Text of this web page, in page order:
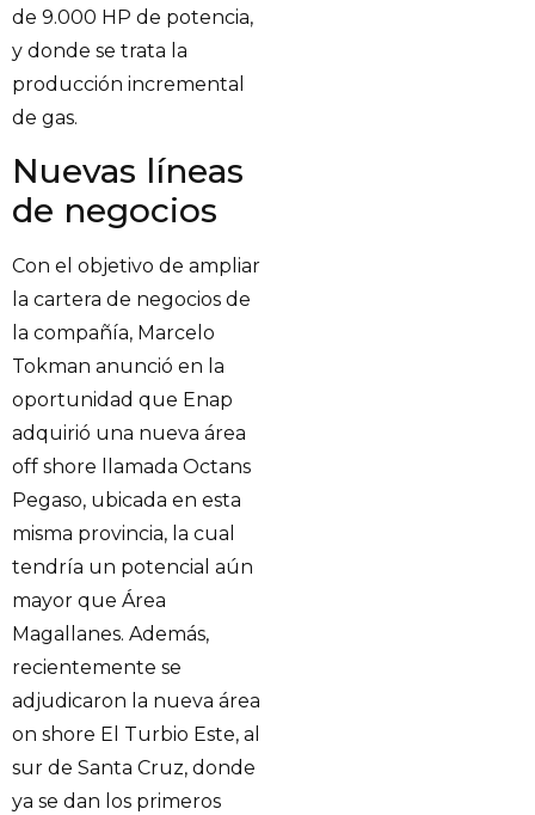
de 9.000 HP de potencia,
y donde se trata la
producción incremental
de gas.
Nuevas líneas
de negocios
Con el objetivo de ampliar
la cartera de negocios de
la compañía, Marcelo
Tokman anunció en la
oportunidad que Enap
adquirió una nueva área
off shore llamada Octans
Pegaso, ubicada en esta
misma provincia, la cual
tendría un potencial aún
mayor que Área
Magallanes. Además,
recientemente se
adjudicaron la nueva área
on shore El Turbio Este, al
sur de Santa Cruz, donde
ya se dan los primeros